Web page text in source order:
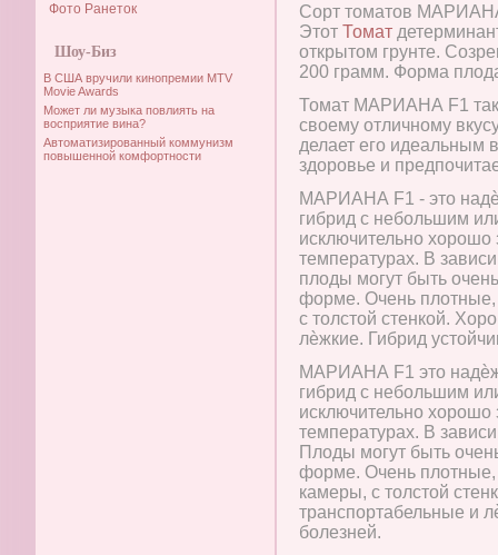
Фото Ранеток
Шоу-Биз
В США вручили кинопремии MTV
Movie Awards
Может ли музыка повлиять на
восприятие вина?
Автоматизированный коммунизм
повышенной комфортности
Сорт томатов
Этот Томат
открытом грунте.
200 грамм. Форма
Томат МАРИАНА F1
своему отличному
делает его идеальным
здоровье и
МАРИАНА F1 - это
гибрид с небольшим
исключительно
температурах. В
плоды могут быть
форме. Очень
с толстой стенкой.
лѐжкие. Гибрид
МАРИАНА F1 это
гибрид с небольшим
исключительно
температурах. В
Плоды могут быть
форме. Очень плотные,
камеры, с толстой
транспортабельные и
болезней.